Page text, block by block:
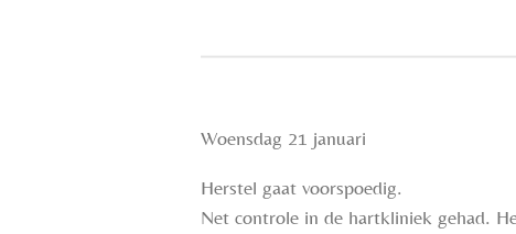
Woensdag 21 januari
Herstel gaat voorspoedig.
Net controle in de hartkliniek gehad.